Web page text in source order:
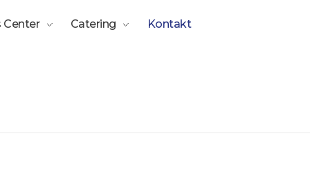
Center Catering
Kontakt